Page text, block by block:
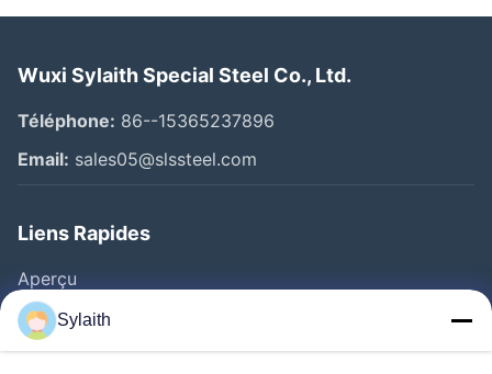
Wuxi Sylaith Special Steel Co., Ltd.
Téléphone: 86--15365237896
Email: sales05@slssteel.com
Liens Rapides
Aperçu
Produits
Vidéos
Sylaith